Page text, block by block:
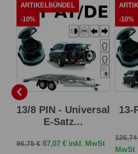

13/8 PIN - Universal
E-Satz...
Verkaufspreis
96,75 € Preis
87,07 € inkl. MwSt
ARTIKELBÜNDEL
-10%
13-
MwSt
-10%